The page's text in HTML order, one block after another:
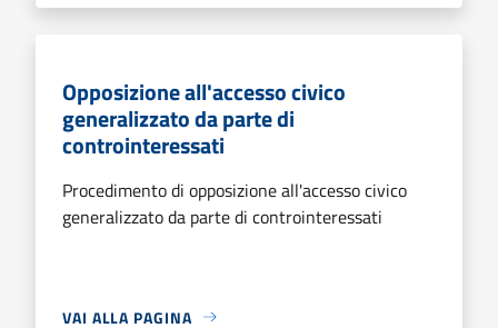
Opposizione all'accesso civico
generalizzato da parte di
controinteressati
Procedimento di opposizione all'accesso civico
generalizzato da parte di controinteressati
VAI ALLA PAGINA